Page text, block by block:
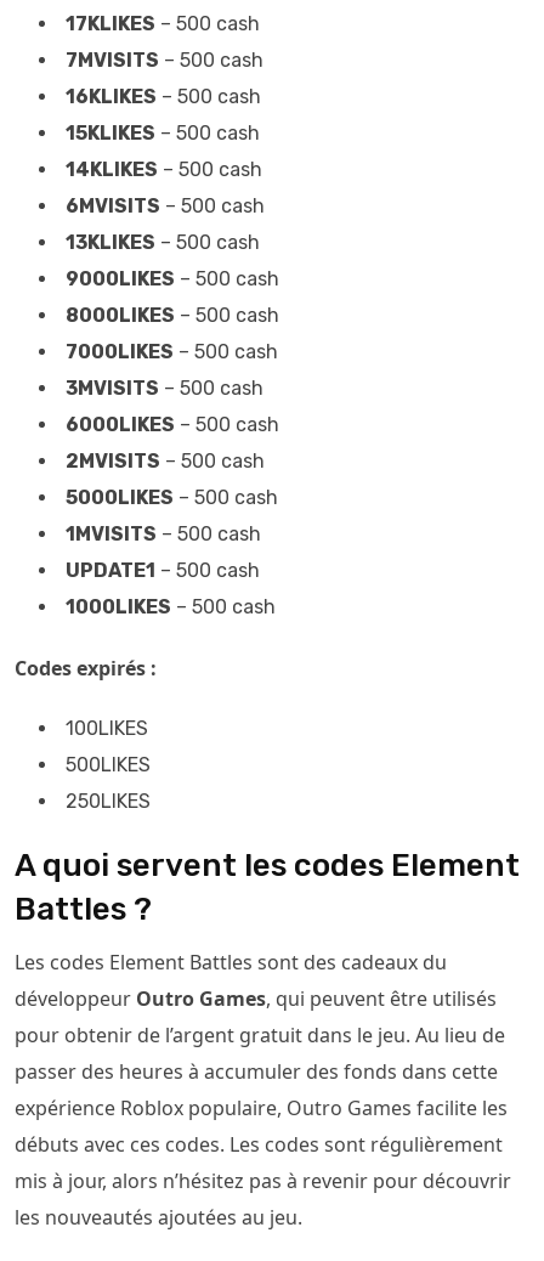
17KLIKES – 500 cash
7MVISITS – 500 cash
16KLIKES – 500 cash
15KLIKES – 500 cash
14KLIKES – 500 cash
6MVISITS – 500 cash
13KLIKES – 500 cash
9000LIKES – 500 cash
8000LIKES – 500 cash
7000LIKES – 500 cash
3MVISITS – 500 cash
6000LIKES – 500 cash
2MVISITS – 500 cash
5000LIKES – 500 cash
1MVISITS – 500 cash
UPDATE1 – 500 cash
1000LIKES – 500 cash
Codes expirés :
100LIKES
500LIKES
250LIKES
A quoi servent les codes Element
Battles ?
Les codes Element Battles sont des cadeaux du
développeur Outro Games, qui peuvent être utilisés
pour obtenir de l’argent gratuit dans le jeu. Au lieu de
passer des heures à accumuler des fonds dans cette
expérience Roblox populaire, Outro Games facilite les
débuts avec ces codes. Les codes sont régulièrement
mis à jour, alors n’hésitez pas à revenir pour découvrir
les nouveautés ajoutées au jeu.